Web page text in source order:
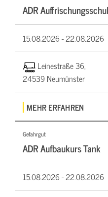
ADR
15.08.2026 -22.08.2026
Leinestraße 36,
24539 Neumünster
MEHR ERFAHREN
Gefahrgut
ADR Aufbaukurs Tank
15.08.2026 -22.08.2026